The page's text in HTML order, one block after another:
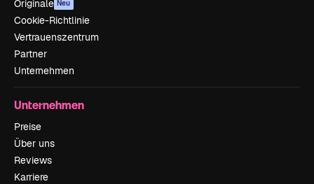
Originale Neu
Cookie-Richtlinie
Vertrauenszentrum
Partner
Unternehmen
Unternehmen
Preise
Über uns
Reviews
Karriere